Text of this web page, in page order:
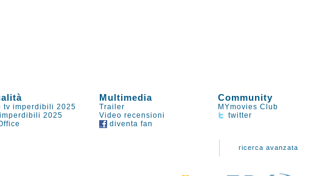
Multimedia Community
tv imperdibili 2025 Trailer
MYmovies Club
2025 Video recensioni
twitter
diventa fan
ricerca avanzata